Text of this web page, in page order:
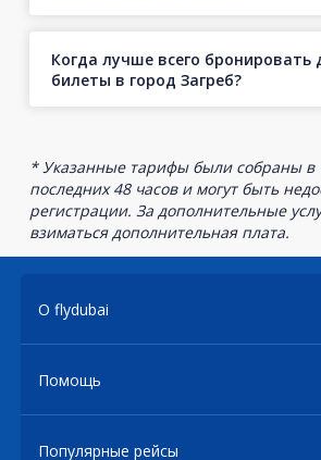
Когда лучше всего
билеты в город Загреб?
* Указанные тарифы были собраны в
последних 48 часов и могут быть
регистрации. За дополнительные
взиматься дополнительная плата.
О flydubai
Помощь
Популярные рейсы